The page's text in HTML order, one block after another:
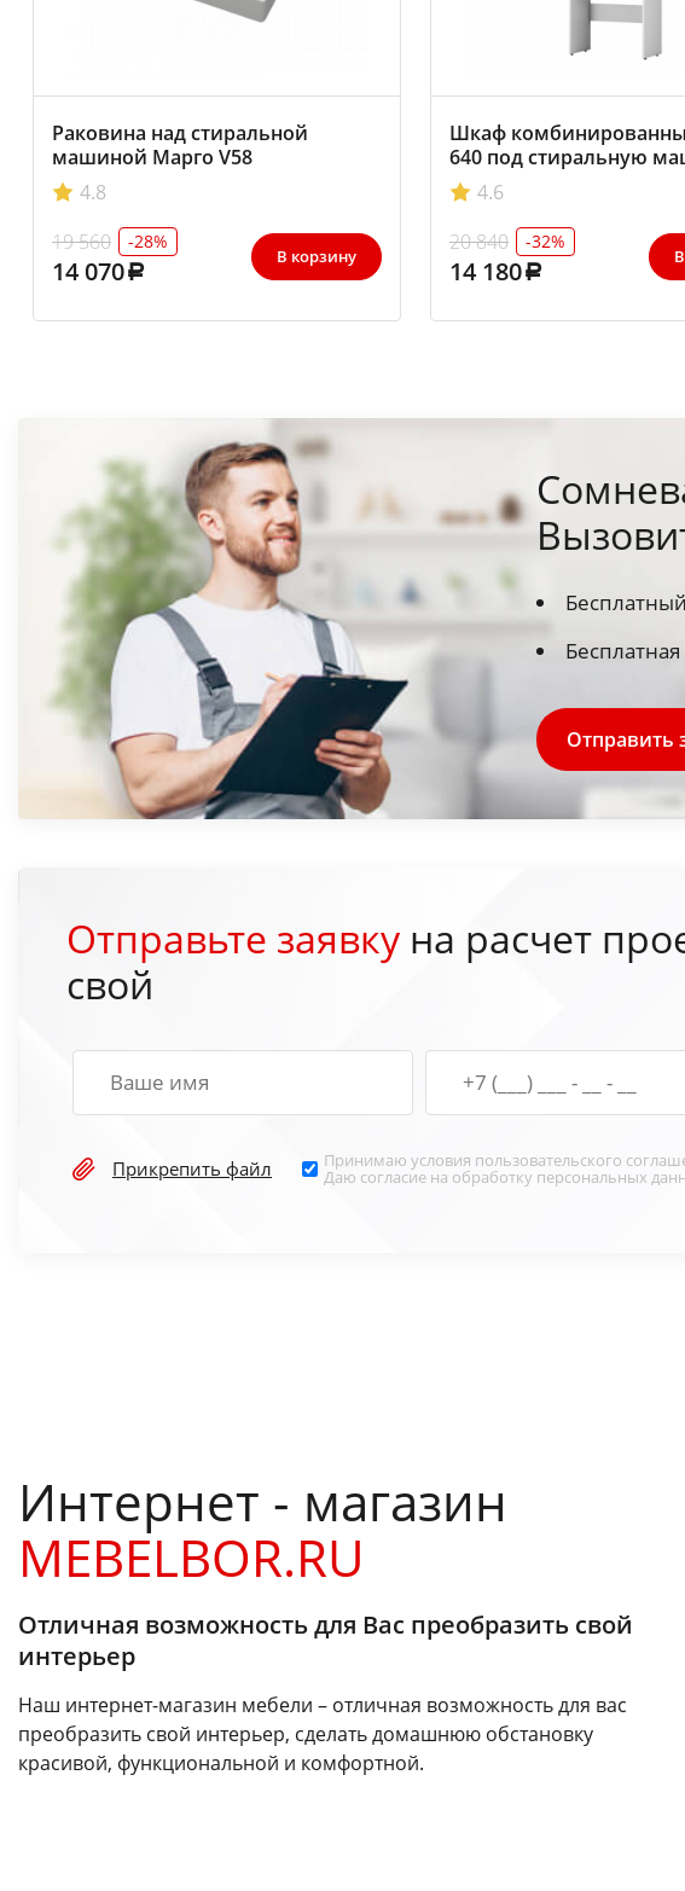
Раковина над стиральной
машиной Марго V58
4.8
19 560
-28%
14 070 В корзину
Шкаф
640 под стиральную
белый
4.6
20 840
-32%
14 180
Отправить
Отправьте заявку на расчет
свой
Прикрепить файл Принимаю условия пользовательского
Даю согласие на обработку персональных
Интернет - магазин
MEBELBOR.RU
Отличная возможность для Вас преобразить свой
интерьер
Наш интернет-магазин мебели – отличная возможность для вас
преобразить свой интерьер, сделать домашнюю обстановку
красивой, функциональной и комфортной.